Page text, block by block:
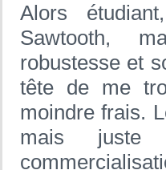
Alors
Sawtooth,
robustesse et
tête de me
moindre frais.
mais juste